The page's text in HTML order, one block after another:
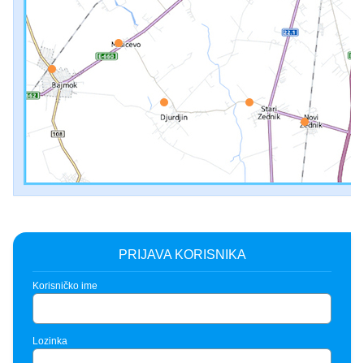
PRIJAVA KORISNIKA
Korisničko ime
Lozinka